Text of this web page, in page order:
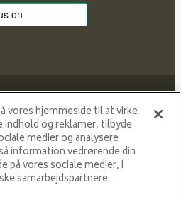
GROUP - a global organisation
contributes
and better utilization of
vores hjemmeside til at virke
og reklamer, tilbyde
medier og analysere
information vedrørende din
på vores sociale medier, i
samarbejdspartnere.